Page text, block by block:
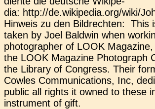
dia: http://de.wikipedia.org/wiki/
Hin­weis zu den Bild­rech­ten: This
taken by Joel Bald­win when
pho­to­grapher of LOOK
the LOOK Maga­zi­ne Pho­to­graph
the Libra­ry of Con­gress. Their
Cowles Com­mu­ni­ca­ti­ons, Inc,
public all rights it owned to these
instru­ment of gift.